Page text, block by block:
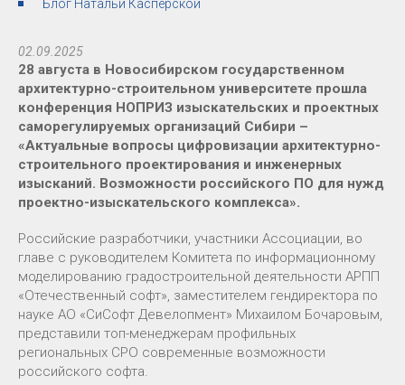
Блог Натальи Касперской
02.09.2025
28 августа в Новосибирском государственном
архитектурно-строительном университете прошла
конференция НОПРИЗ изыскательских и проектных
саморегулируемых организаций Сибири –
«Актуальные вопросы цифровизации архитектурно-
строительного проектирования и инженерных
изысканий. Возможности российского ПО для нужд
проектно-изыскательского комплекса».
Российские разработчики, участники Ассоциации, во
главе с руководителем Комитета по информационному
моделированию градостроительной деятельности АРПП
«Отечественный софт», заместителем гендиректора по
науке АО «СиСофт Девелопмент» Михаилом Бочаровым,
представили топ-менеджерам профильных
региональных СРО современные возможности
российского софта.